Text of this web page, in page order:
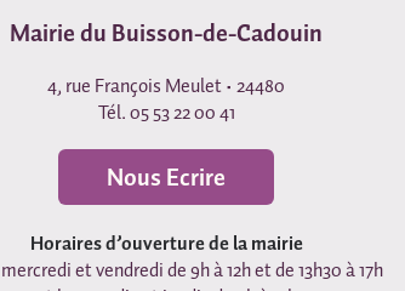
Mairie du Buisson-de-Cadouin
4, rue François Meulet • 24480
Tél. 05 53 22 00 41
Nous Ecrire
Horaires d’ouverture de la mairie
et vendredi de 9h à 12h et de 13h30 à 17h